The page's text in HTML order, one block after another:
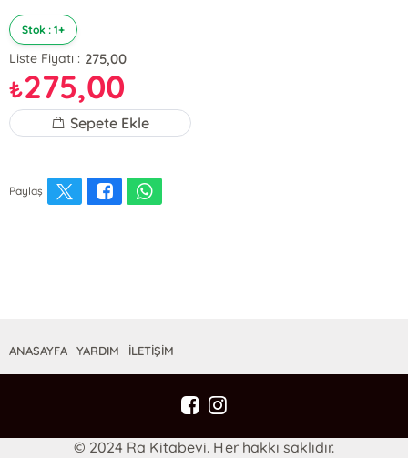
Stok : 1+
Liste Fiyatı : 275,00
₺275,00
Sepete Ekle
Paylaş
ANASAYFA YARDIM İLETİŞİM
© 2024 Ra Kitabevi. Her hakkı saklıdır.